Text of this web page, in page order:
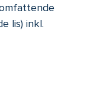
lis) inkl.